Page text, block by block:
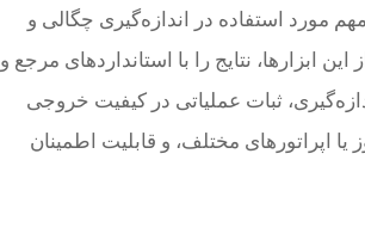
مورد استفاده در اندازه‌گیری چگالی و
ابزارها، نتایج را با استانداردهای مرجع و
ثبات عملیاتی در کیفیت خروجی
اپراتورهای مختلف، و قابلیت اطمینان